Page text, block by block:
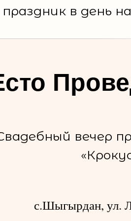
праздник в день
вечер
с.Шыгырдан, ул.